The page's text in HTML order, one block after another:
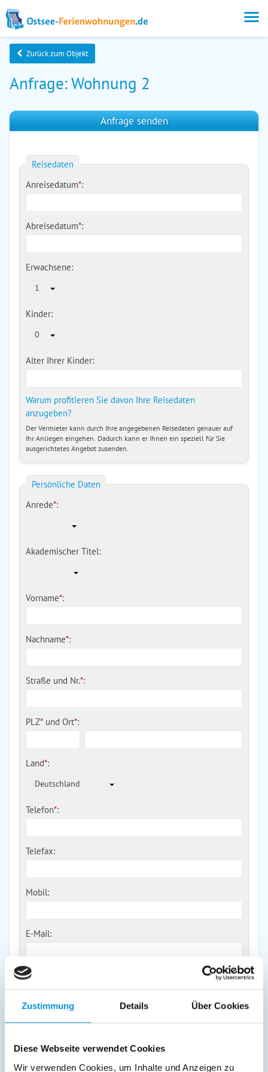
Zustimmung Details Über Cookies
Diese Webseite verwendet Cookies
Wir verwenden Cookies, um Inhalte und Anzeigen zu
Zurück zum Objekt
Anfrage: Wohnung 2
Anfrage senden
Reisedaten
Anreisedatum*:
Abreisedatum*:
Erwachsene:
1
Kinder:
0
Alter Ihrer Kinder:
Warum profitieren Sie davon Ihre Reisedaten
anzugeben?
Der Vermieter kann durch Ihre angegebenen Reisedaten genauer auf
Ihr Anliegen eingehen. Dadurch kann er Ihnen ein speziell für Sie
ausgerichtetes Angebot zusenden.
Persönliche Daten
Anrede*:
Akademischer Titel:
Vorname*:
Nachname*:
Straße und Nr.*:
PLZ* und Ort*:
Land*:
Deutschland
Telefon*:
Telefax:
Mobil:
E-Mail: